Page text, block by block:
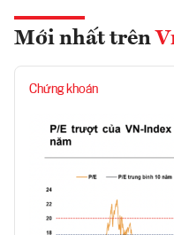
Mới nhất trên
Chứng khoán